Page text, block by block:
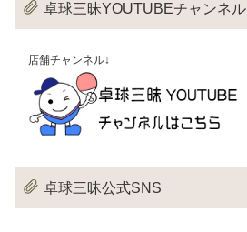
卓球三昧YOUTUBEチャンネル
店舗チャンネル↓
卓球三昧公式SNS